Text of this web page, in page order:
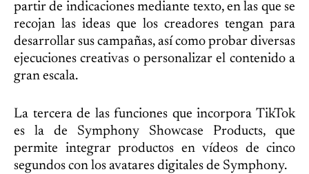
partir de indicaciones mediante texto, en las que se
recojan las ideas que los creadores tengan para
desarrollar sus campañas, así como probar diversas
ejecuciones creativas o personalizar el contenido a
gran escala.
La tercera de las funciones que incorpora TikTok
es la de Symphony Showcase Products, que
permite integrar productos en vídeos de cinco
segundos con los avatares digitales de Symphony.